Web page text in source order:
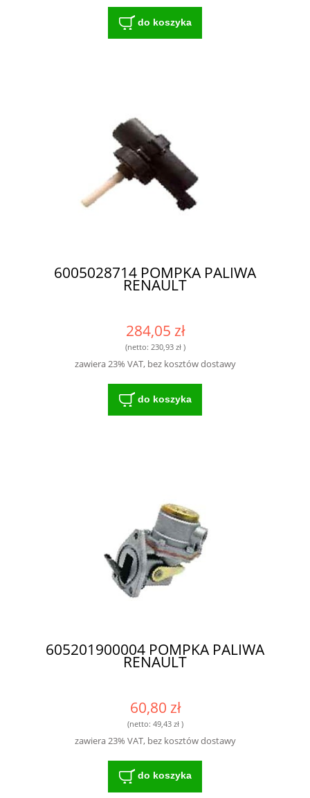
do koszyka
6005028714 POMPKA PALIWA
RENAULT
284,05 zł
(netto: 230,93 zł)
zawiera 23% VAT, bez kosztów dostawy
do koszyka
605201900004 POMPKA PALIWA
RENAULT
60,80 zł
(netto: 49,43 zł)
zawiera 23% VAT, bez kosztów dostawy
do koszyka